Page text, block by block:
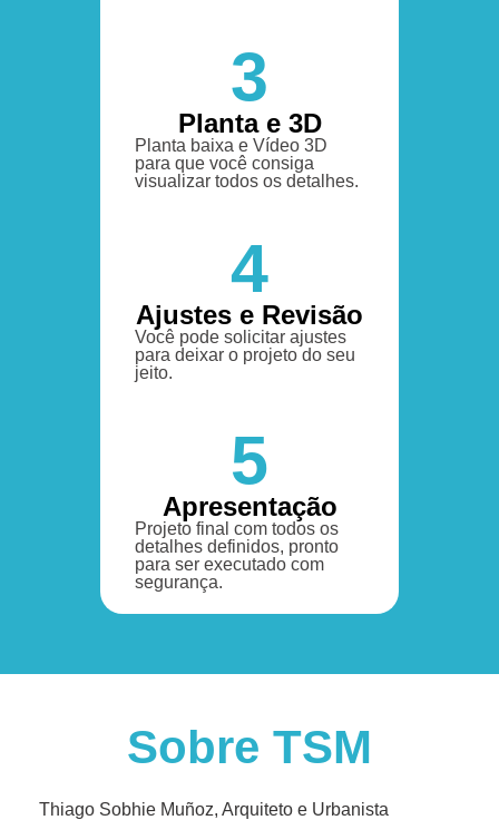
3
Planta e 3D
Planta baixa e Vídeo 3D
para que você consiga
visualizar todos os detalhes.
4
Ajustes e Revisão
Você pode solicitar ajustes
para deixar o projeto do seu
jeito.
5
Apresentação
Projeto final com todos os
detalhes definidos, pronto
para ser executado com
segurança.
Sobre TSM
Thiago Sobhie Muñoz, Arquiteto e Urbanista